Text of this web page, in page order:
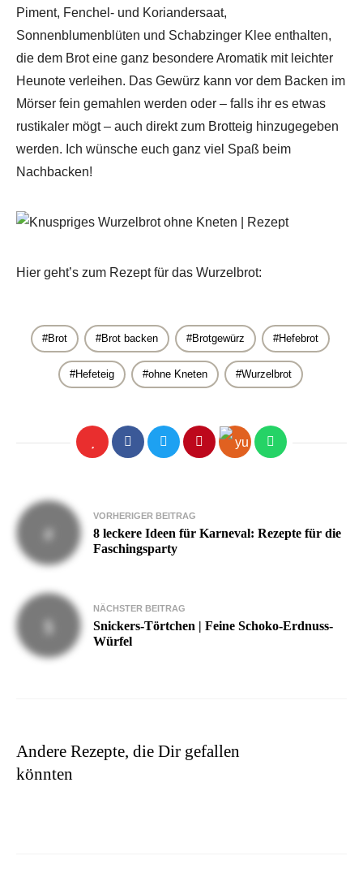
Piment, Fenchel- und Koriandersaat,
Sonnenblumenblüten und Schabzinger Klee enthalten,
die dem Brot eine ganz besondere Aromatik mit leichter
Heunote verleihen. Das Gewürz kann vor dem Backen im
Mörser fein gemahlen werden oder – falls ihr es etwas
rustikaler mögt – auch direkt zum Brotteig hinzugegeben
werden. Ich wünsche euch ganz viel Spaß beim
Nachbacken!
Hier geht’s zum Rezept für das Wurzelbrot:
Brot Brot backen Brotgewürz Hefebrot
Hefeteig ohne Kneten Wurzelbrot
Beitragsnavigation
VORHERIGER BEITRAG
8 leckere Ideen für Karneval: Rezepte für die
Faschingsparty
NÄCHSTER BEITRAG
Snickers-Törtchen | Feine Schoko-Erdnuss-
Würfel
Andere Rezepte, die Dir gefallen
könnten
Nie wieder ein Rezept
verpassen!
Verpasse kein Rezept mehr und erhalte